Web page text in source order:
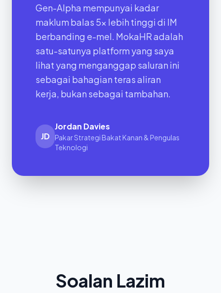
Gen-Alpha mempunyai kadar
maklum balas 5x lebih tinggi di IM
berbanding e-mel. MokaHR adalah
satu-satunya platform yang saya
lihat yang menganggap saluran ini
sebagai bahagian teras aliran
kerja, bukan sebagai tambahan.
JD
Jordan Davies
Pakar Strategi Bakat Kanan & Pengulas
Teknologi
Soalan Lazim